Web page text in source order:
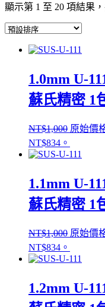
顯示第 1 至 20 項結果
1.0mm U-
蘇氏精密 1
NT$1,000 原始價
NT$834。
1.1mm U-
蘇氏精密 1
NT$1,000 原始價
NT$834。
1.2mm U-